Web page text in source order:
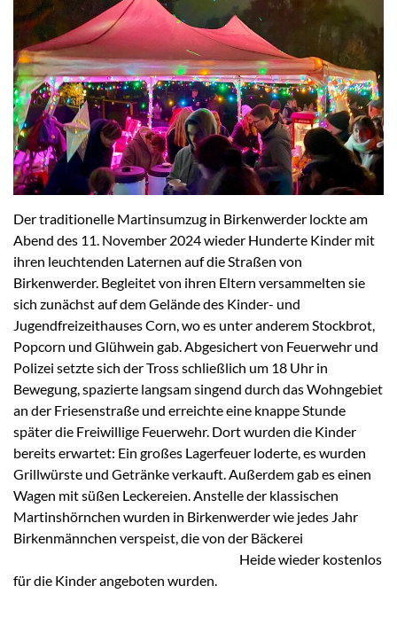
Der traditionelle Martinsumzug in Birkenwerder lockte am
Abend des 11. November 2024 wieder Hunderte Kinder mit
ihren leuchtenden Laternen auf die Straßen von
Birkenwerder. Begleitet von ihren Eltern versammelten sie
sich zunächst auf dem Gelände des Kinder- und
Jugendfreizeithauses Corn, wo es unter anderem Stockbrot,
Popcorn und Glühwein gab. Abgesichert von Feuerwehr und
Polizei setzte sich der Tross schließlich um 18 Uhr in
Bewegung, spazierte langsam singend durch das Wohngebiet
an der Friesenstraße und erreichte eine knappe Stunde
später die Freiwillige Feuerwehr. Dort wurden die Kinder
bereits erwartet: Ein großes Lagerfeuer loderte, es wurden
Grillwürste und Getränke verkauft. Außerdem gab es einen
Wagen mit süßen Leckereien. Anstelle der klassischen
Martinshörnchen wurden in Birkenwerder wie jedes Jahr
Birkenmännchen verspeist, die von der Bäckerei
Heide wieder kostenlos
für die Kinder angeboten wurden.